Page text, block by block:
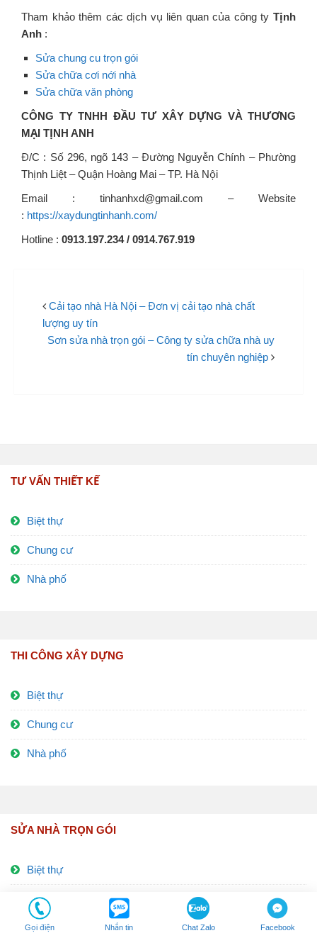
Tham khảo thêm các dịch vụ liên quan của công ty Tịnh
Anh :
Sửa chung cu trọn gói
Sửa chữa cơi nới nhà
Sửa chữa văn phòng
CÔNG TY TNHH ĐẦU TƯ XÂY DỰNG VÀ THƯƠNG
MẠI TỊNH ANH
Đ/C : Số 296, ngõ 143 – Đường Nguyễn Chính – Phường
Thịnh Liệt – Quận Hoàng Mai – TP. Hà Nội
Email : tinhanhxd@gmail.com – Website
: https://xaydungtinhanh.com/
Hotline : 0913.197.234 / 0914.767.919
Cải tạo nhà Hà Nội – Đơn vị cải tạo nhà chất
lượng uy tín
Sơn sửa nhà trọn gói – Công ty sửa chữa nhà uy
tín chuyên nghiệp
TƯ VẤN THIẾT KẾ
Biệt thự
Chung cư
Nhà phố
THI CÔNG XÂY DỰNG
Biệt thự
Chung cư
Nhà phố
SỬA NHÀ TRỌN GÓI
Biệt thự
Chung cư
Nhà phố
Gọi điện Nhắn tin Chat Zalo Facebook